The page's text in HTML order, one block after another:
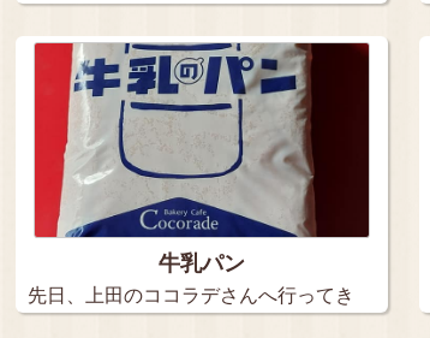
牛乳パン
先日、上田のココラデさんへ行ってき